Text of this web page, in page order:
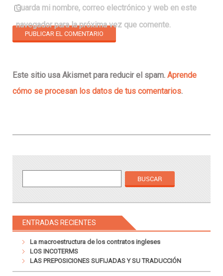
Guarda mi nombre, correo electrónico y web en este
navegador para la próxima vez que comente.
Este sitio usa Akismet para reducir el spam. Aprende
cómo se procesan los datos de tus comentarios.
ENTRADAS RECIENTES
La macroestructura de los contratos ingleses
LOS INCOTERMS
LAS PREPOSICIONES SUFIJADAS Y SU TRADUCCIÓN